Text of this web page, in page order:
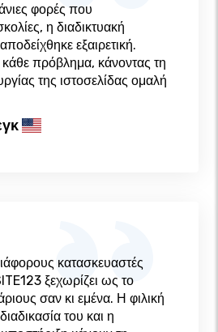
φορές που
η διαδικτυακή
εξαιρετική.
πρόβλημα, κάνοντας τη
της ιστοσελίδας ομαλή
κατασκευαστές
ξεχωρίζει ως το
σαν κι εμένα. Η φιλική
του και η